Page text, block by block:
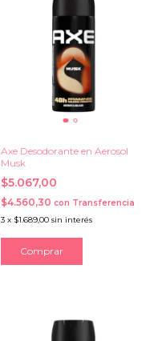
Axe Desodorante en Aerosol
Musk
$5.067,00
$4.560,30 con Transferencia
3 x $1.689,00 sin interés
Comprar